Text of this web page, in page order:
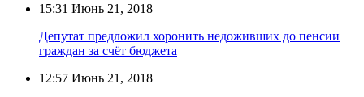
15:31 Июнь 21, 2018
Депутат предложил хоронить недоживших до пенсии
граждан за счёт бюджета
12:57 Июнь 21, 2018